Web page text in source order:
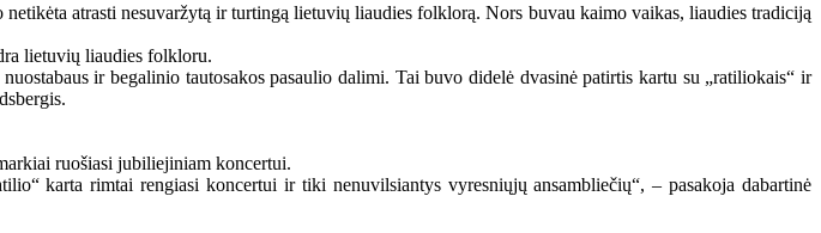
atrasti nesuvaržytą ir turtingą lietuvių liaudies folklorą. Nors buvau kaimo vaikas, liaudies tradiciją
lietuvių liaudies folkloru.
ir begalinio tautosakos pasaulio dalimi. Tai buvo didelė dvasinė patirtis kartu su „ratiliokais“ ir
ruošiasi jubiliejiniam koncertui.
karta rimtai rengiasi koncertui ir tiki nenuvilsiantys vyresniųjų ansambliečių“, – pasakoja dabartinė